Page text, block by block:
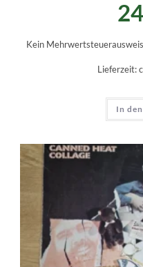
Kein
Lieferzeit:
In